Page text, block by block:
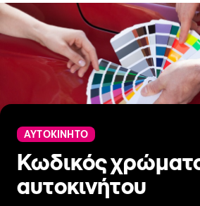
ΑΥΤΟΚΙΝΗΤΟ
Κωδικός
αυτοκινήτου